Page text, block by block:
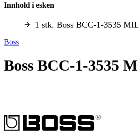
Innhold i esken
1 stk. Boss BCC-1-3535
Boss
Boss BCC-1-3535